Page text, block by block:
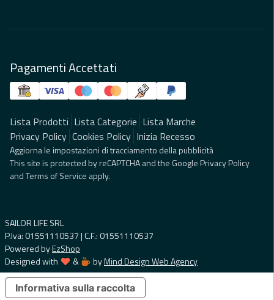
Pagamenti Accettati
Lista Prodotti Lista Categorie Lista Marche
Privacy Policy Cookies Policy Inizia Recesso
Aggiorna le impostazioni di tracciamento della pubblicità
This site is protected by reCAPTCHA and the GooglePrivacy Policy
andTerms of Service apply.
SAILOR LIFE SRL
P.Iva: 01551110537 | C.F.: 01551110537
Powered byEzShop
Designed with
& byMind Design Web Agency
Informativa sulla raccolta